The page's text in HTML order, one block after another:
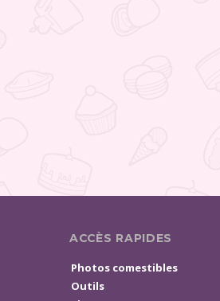
ACCÈS RAPIDES
Photos comestibles
Outils